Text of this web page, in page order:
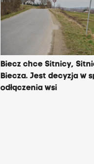
Biecz chce Sitnicy,
Biecza. Jest decyzja w
odłączenia wsi